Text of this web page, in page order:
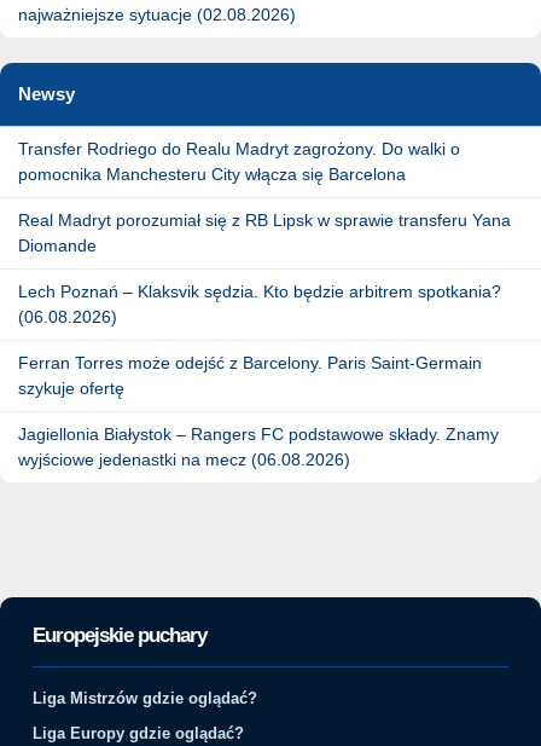
najważniejsze sytuacje (02.08.2026)
Newsy
Transfer Rodriego do Realu Madryt zagrożony. Do walki o
pomocnika Manchesteru City włącza się Barcelona
Real Madryt porozumiał się z RB Lipsk w sprawie transferu Yana
Diomande
Lech Poznań – Klaksvik sędzia. Kto będzie arbitrem spotkania?
(06.08.2026)
Ferran Torres może odejść z Barcelony. Paris Saint-Germain
szykuje ofertę
Jagiellonia Białystok – Rangers FC podstawowe składy. Znamy
wyjściowe jedenastki na mecz (06.08.2026)
Europejskie puchary
Liga Mistrzów gdzie oglądać?
Liga Europy gdzie oglądać?